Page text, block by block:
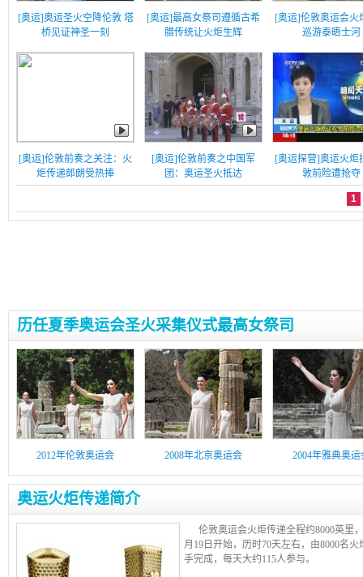
[奥运]奥运圣火空降伦敦 塔
桥见证神圣一刻
[奥运]最高女祭司遵循古希
腊传统让火炬生辉
[奥运]伦敦奥运会火
巡游泰晤士河
[奥运]伦敦前奏之关注：火
炬传递郎朗受热捧
[奥运]伦敦前奏之中国军
团：奥运圣火抵达
[奥运探营]奥运火炬
敦前险遭抢夺
1
历任夏季奥运会圣火采集仪式最高女祭司
2012年伦敦奥运会 2008年北京奥运会 2004年雅典奥运
奥运火炬传递简介
伦敦奥运会火炬传递全程约8000英里
月19日开始，历时70天左右，由8000名火
手完成，每天大约115人参与。